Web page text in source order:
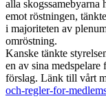
alla skogssamebyarna
emot röstningen,
i majoriteten av
omröstning.
Kanske tänkte
en av sina
förslag. Länk till vårt
och-regler-for-